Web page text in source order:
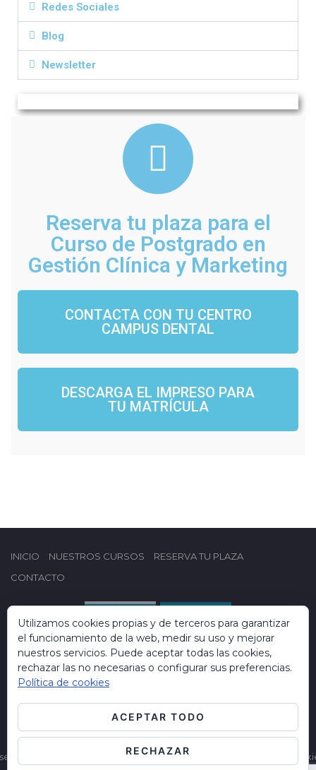
Redes Sociales
Blog
Newsletter
Reserva tu plaza para el
Curso de Postgrado en
Gestión Clínica y Marketing
CONTACTA CON TU CENTRO
CAMPUS DENTAL
DESCARGA EL IMPRESO PARA
TU MATRÍCULA
INICIO NUESTROS CURSOS
RESERVA TU PLAZA
CONTACTO
Copyright © 2019 Formación Campus Dental. Todos los derechos
Polícita de Privacidad Información sobre
Utilizamos cookies propias y de terceros para garantizar
el funcionamiento de la web, medir su uso y mejorar
nuestros servicios. Puede aceptar todas las cookies,
rechazar las no necesarias o configurar sus preferencias.
Política de cookies
ACEPTAR TODO
RECHAZAR